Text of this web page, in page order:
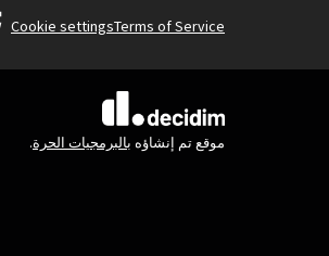
Terms of Service
Cookie settings
(الرابط الخارجي)
موقع تم إنشاؤه بالبرمجيات الحرة.